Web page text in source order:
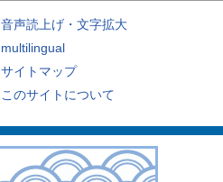
音声読上げ・文字拡大
multilingual
サイトマップ
このサイトについて